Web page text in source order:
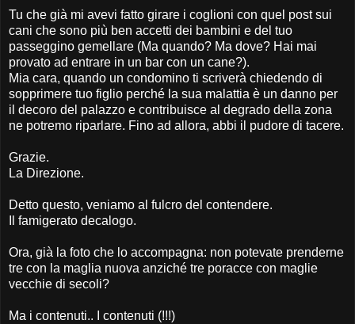
Tu che già mi avevi fatto girare i coglioni con quel post sui
cani che sono più ben accetti dei bambini e del tuo
passeggino gemellare (Ma quando? Ma dove? Hai mai
provato ad entrare in un bar con un cane?).
Mia cara, quando un condomino ti scriverà chiedendo di
sopprimere tuo figlio perché la sua malattia è un danno per
il decoro del palazzo e contribuisce al degrado della zona
ne potremo riparlare. Fino ad allora, abbi il pudore di tacere.
Grazie.
La Direzione.
Detto questo, veniamo al fulcro del contendere.
Il famigerato decalogo.
Ora, già la foto che lo accompagna: non potevate prenderne
tre con la maglia nuova anziché tre poracce con maglie
vecchie di secoli?
Ma i contenuti.. I contenuti (!!!)